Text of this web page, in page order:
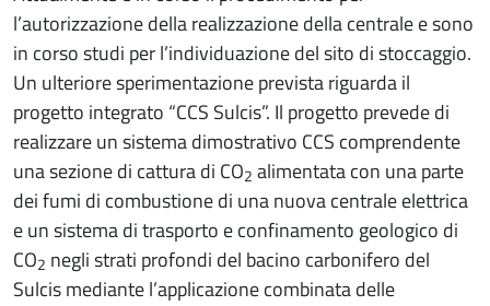
l’autorizzazione della realizzazione della centrale e sono
in corso studi per l’individuazione del sito di stoccaggio.
Un ulteriore sperimentazione prevista riguarda il
progetto integrato “CCS Sulcis”. Il progetto prevede di
realizzare un sistema dimostrativo CCS comprendente
una sezione di cattura di CO2 alimentata con una parte
dei fumi di combustione di una nuova centrale elettrica
e un sistema di trasporto e confinamento geologico di
CO2 negli strati profondi del bacino carbonifero del
Sulcis mediante l’applicazione combinata delle